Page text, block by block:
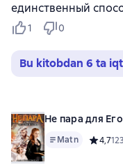
единственный
1 0
Bu kitobdan 6 ta
Не пара для
Matn 4,7123